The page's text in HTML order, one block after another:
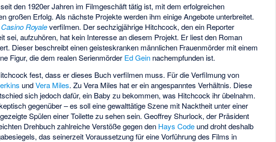
den 1920er Jahren im Filmgeschäft tätig ist, mit dem erfolgreichen
großen Erfolg. Als nächste Projekte werden ihm einige Angebote unterbreitet.
Casino Royaleverfilmen. Der sechzigjährige Hitchcock, den ein Reporter
sei, aufzuhören, hat kein Interesse an diesem Projekt. Er liest den Roman
Dieser beschreibt einen geisteskranken männlichen Frauenmörder mit einem
Figur, die dem realen Serienmörder Ed Gein nachempfunden ist.
fest, dass er dieses Buch verfilmen muss. Für die Verfilmung von
undVera Miles. Zu Vera Miles hat er ein angespanntes Verhältnis. Diese
sich jedoch dafür, ein Baby zu bekommen, was Hitchcock ihr übelnahm.
gegenüber – es soll eine gewalttätige Szene mit Nacktheit unter einer
Spülen einer Toilette zu sehen sein. Geoffrey Shurlock, der Präsident
Drehbuch zahlreiche Verstöße gegen den Hays Code und droht deshalb
das seinerzeit Voraussetzung für eine Vorführung des Films in